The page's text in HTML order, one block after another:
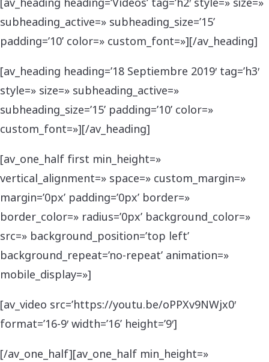
subheading_active=» subheading_size=’15’
padding=’10’ color=» custom_font=»][/av_heading]
[av_heading heading=’18 Septiembre 2019′ tag=’h3′
style=» size=» subheading_active=»
subheading_size=’15’ padding=’10’ color=»
custom_font=»][/av_heading]
[av_one_half first min_height=»
vertical_alignment=» space=» custom_margin=»
margin=’0px’ padding=’0px’ border=»
border_color=» radius=’0px’ background_color=»
src=» background_position=’top left’
background_repeat=’no-repeat’ animation=»
mobile_display=»]
[av_video src=’https://youtu.be/oPPXv9NWjx0′
format=’16-9′ width=’16’ height=’9′]
[/av_one_half][av_one_half min_height=»